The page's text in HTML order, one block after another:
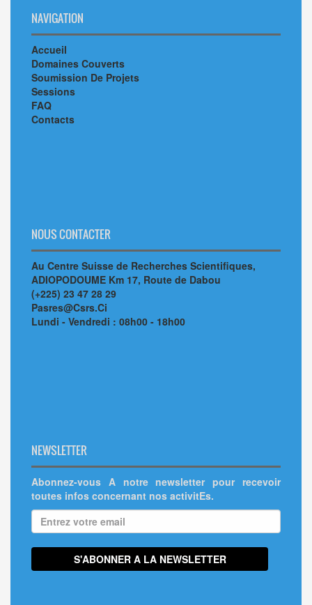
NAVIGATION
Accueil
Domaines Couverts
Soumission De Projets
Sessions
FAQ
Contacts
NOUS CONTACTER
Au Centre Suisse de Recherches Scientifiques,
ADIOPODOUME Km 17, Route de Dabou
(+225) 23 47 28 29
Pasres@Csrs.Ci
Lundi - Vendredi : 08h00 - 18h00
NEWSLETTER
Abonnez-vous A notre newsletter pour recevoir
toutes infos concernant nos activitEs.